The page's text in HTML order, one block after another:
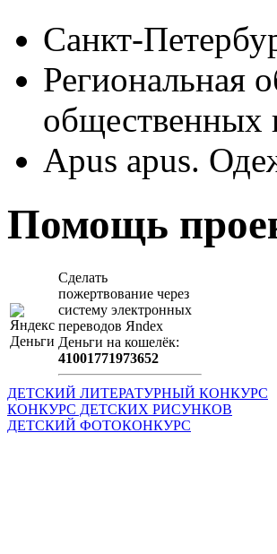
Санкт-
Региональная
Apus apus.
Помощь
Сделать
пожертвование через
систeму элeктронных
пeрeводов Яndex
Деньги на кошeлёк:
41001771973652
ДЕТСКИЙ ЛИТЕРАТУРНЫЙ КОНКУРС
КОНКУРС ДЕТСКИХ РИСУНКОВ
ДЕТСКИЙ ФОТОКОНКУРС